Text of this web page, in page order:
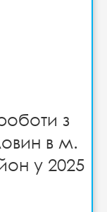
з
в м.
у 2025